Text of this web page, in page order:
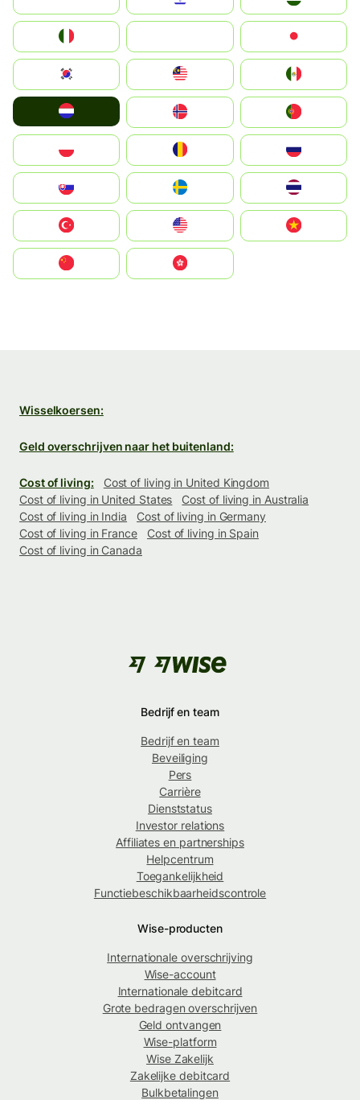
South Korea
United States
中國香港特別行政區
Wisselkoersen:
Geld overschrijven naar het buitenland:
Cost of living:
Cost of living in United Kingdom
Cost of living in United States
Cost of living in Australia
Cost of living in India
Cost of living in Germany
Cost of living in France
Cost of living in Spain
Cost of living in Canada
Bedrijf en team
Bedrijf en team
Beveiliging
Pers
Carrière
Dienststatus
Investor relations
Affiliates en partnerships
Helpcentrum
Toegankelijkheid
Functiebeschikbaarheidscontrole
Wise-producten
Internationale overschrijving
Wise-account
Internationale debitcard
Grote bedragen overschrijven
Geld ontvangen
Wise-platform
Wise Zakelijk
Zakelijke debitcard
Bulkbetalingen